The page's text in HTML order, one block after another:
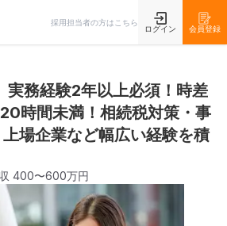
採用担当者の方はこちら
ログイン 会員登録
実務経験2年以上必須！時差
時間未満！相続税対策・事
場企業など幅広い経験を積
400〜600万円